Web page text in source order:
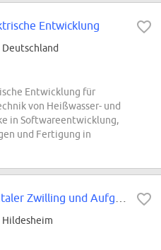
Entwicklung
Deutschland
Entwicklung für
von Heißwasser- und
in Softwareentwicklung,
und Fertigung in
Hildesheim